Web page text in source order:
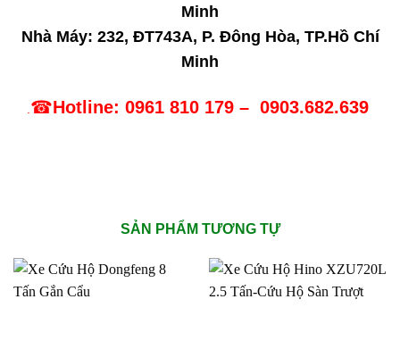
Minh
Nhà Máy: 232, ĐT743A, P. Đông Hòa, TP.Hồ Chí
Minh
.☎Hotline: 0961 810 179 – 0903.682.639
SẢN PHẨM TƯƠNG TỰ